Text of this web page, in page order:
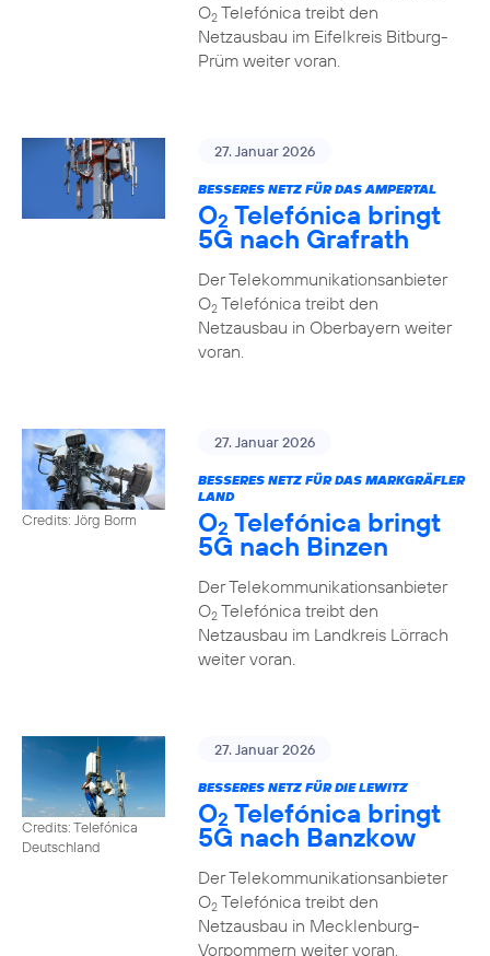
O2Telefónica treibt den
Netzausbau im Eifelkreis Bitburg-
Prüm weiter voran.
27. Januar 2026
BESSERES NETZ FÜR DAS AMPERTAL
O2 Telefónica bringt
5G nach Grafrath
Der Telekommunikationsanbieter
O2Telefónica treibt den
Netzausbau in Oberbayern weiter
voran.
Credits: Jörg Borm
27. Januar 2026
BESSERES NETZ FÜR DAS MARKGRÄFLER
LAND
O2 Telefónica bringt
5G nach Binzen
Der Telekommunikationsanbieter
O2Telefónica treibt den
Netzausbau im Landkreis Lörrach
weiter voran.
Credits: Telefónica
Deutschland
27. Januar 2026
BESSERES NETZ FÜR DIE LEWITZ
O2 Telefónica bringt
5G nach Banzkow
Der Telekommunikationsanbieter
O2Telefónica treibt den
Netzausbau in Mecklenburg-
Vorpommern weiter voran.